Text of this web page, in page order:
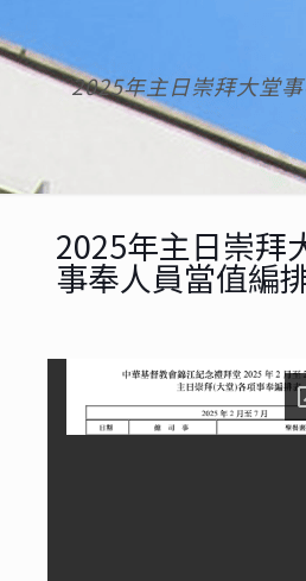
2025年主日崇拜大堂
2025年主日崇拜
事奉人員當值編